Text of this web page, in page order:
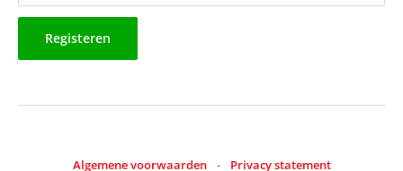
Registeren
Algemene voorwaarden - Privacy statement